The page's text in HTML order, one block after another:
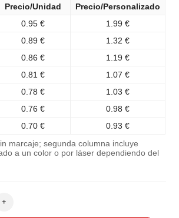
Precio/Unidad
Precio/Personalizado
0.95 €
1.99 €
0.89 €
1.32 €
0.86 €
1.19 €
0.81 €
1.07 €
0.78 €
1.03 €
0.76 €
0.98 €
0.70 € 0.93 €
marcaje; segunda columna incluye
a un color o por láser dependiendo del
+